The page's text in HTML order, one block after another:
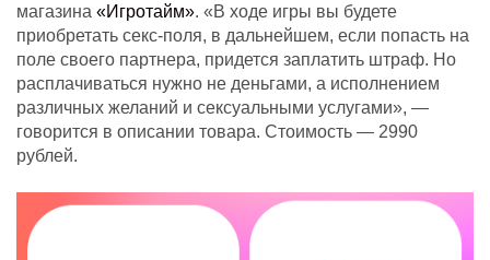
магазина «Игротайм». «В ходе игры вы будете
приобретать секс-поля, в дальнейшем, если попасть на
поле своего партнера, придется заплатить штраф. Но
расплачиваться нужно не деньгами, а исполнением
различных желаний и сексуальными услугами», —
говорится в описании товара. Стоимость — 2990
рублей.